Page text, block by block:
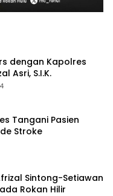
dengan Kapolres
Asri, S.I.K.
Tangani Pasien
Stroke
Sintong-Setiawan
Rokan Hilir